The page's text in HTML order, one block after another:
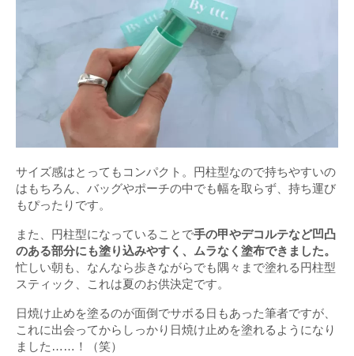
サイズ感はとってもコンパクト。円柱型なので持ちやすいの
はもちろん、バッグやポーチの中でも幅を取らず、持ち運び
もぴったりです。
また、円柱型になっていることで手の甲やデコルテなど凹凸
のある部分にも塗り込みやすく、ムラなく塗布できました。
忙しい朝も、なんなら歩きながらでも隅々まで塗れる円柱型
スティック、これは夏のお供決定です。
日焼け止めを塗るのが面倒でサボる日もあった筆者ですが、
これに出会ってからしっかり日焼け止めを塗れるようになり
ました……！（笑）